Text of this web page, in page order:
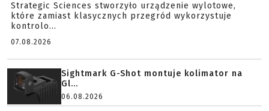
Strategic Sciences stworzyło urządzenie wylotowe,
które zamiast klasycznych przegród wykorzystuje
kontrolo...
07.08.2026
Sightmark G-Shot montuje kolimator na
Gl...
06.08.2026